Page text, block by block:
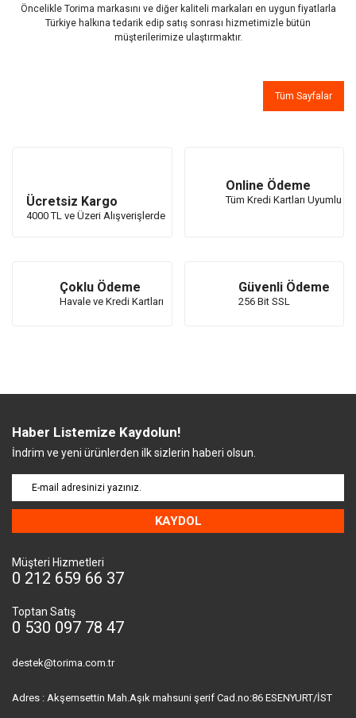
Öncelikle Torima markasını ve diğer kaliteli markaları en uygun fiyatlarla
Türkiye halkına tedarik edip satış sonrası hizmetimizle bütün
müşterilerimize ulaştırmaktır.
Tüm Sayfalar
Ücretsiz Kargo
4000 TL ve Üzeri Alışverişlerde
Online Ödeme
Tüm Kredi Kartları Uyumlu
Çoklu Ödeme
Havale ve Kredi Kartları
Güvenli Ödeme
256 Bit SSL
Haber Listemize Kaydolun!
İndrim ve yeni ürünlerden ilk sizlerin haberi olsun.
KAYDOL
Müşteri Hizmetleri
0 212 659 66 37
Toptan Satış
0 530 097 78 47
destek@torima.com.tr
Adres : Akşemsettin Mah.Aşık mahsuni şerif Cad.no:86 ESENYURT/İST